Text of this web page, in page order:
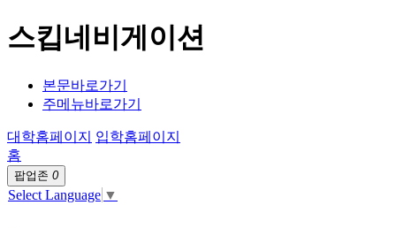
스킵네비게이션
본문바로가기
주메뉴바로가기
대학홈페이지
입학홈페이지
홈
팝업존 0
Select Language ▼